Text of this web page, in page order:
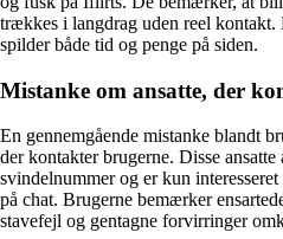
trækkes i langdrag uden reel
spilder både tid og penge på siden.
Mistanke om ansatte, der
En gennemgående mistanke blandt
der kontakter brugerne. Disse
svindelnummer og er kun
på chat. Brugerne bemærker
stavefejl og gentagne forvirringer